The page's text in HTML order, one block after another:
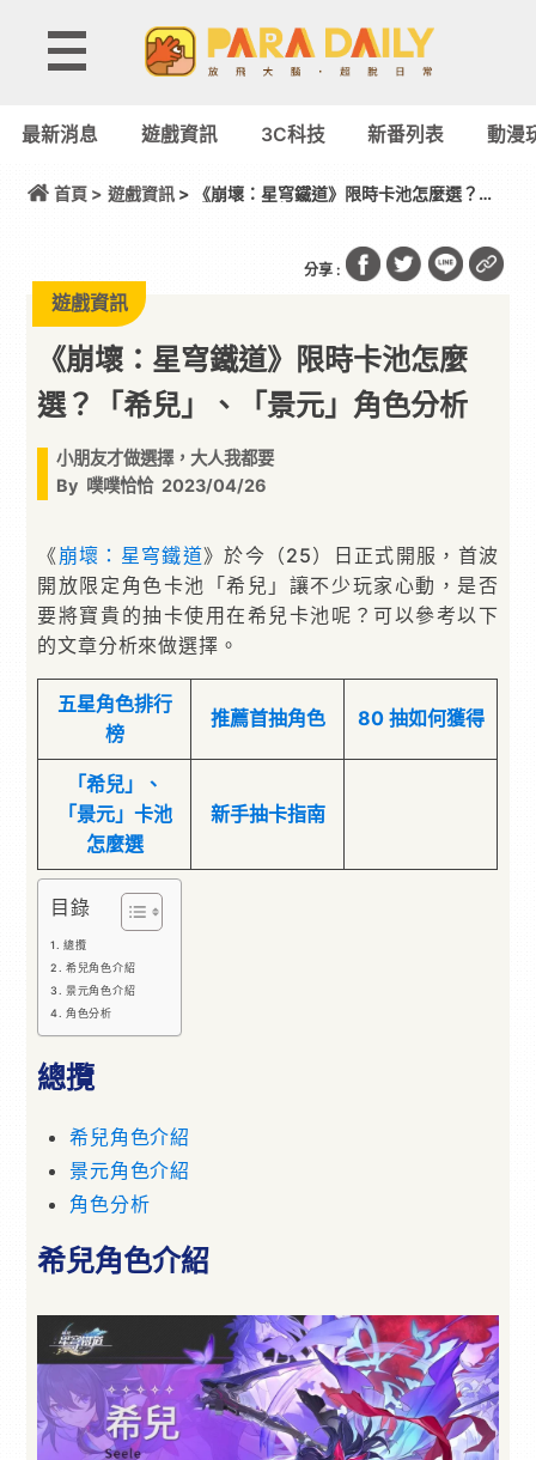
最新消息 遊戲資訊 3C科技 新番列表 動漫
首頁 > 遊戲資訊> 《崩壞：星穹鐵道》限時卡池怎麼選？
分享 :
遊戲資訊
《崩壞：星穹鐵道》限時卡池怎麼
選？「希兒」、「景元」角色分析
小朋友才做選擇，大人我都要
By 噗噗恰恰 2023/04/26
《崩壞：星穹鐵道》於今（25）日正式開服，首波
開放限定角色卡池「希兒」讓不少玩家心動，是否
要將寶貴的抽卡使用在希兒卡池呢？可以參考以下
的文章分析來做選擇。
五星角色排行
榜
推薦首抽角色 80 抽如何獲得
「希兒」、
「景元」卡池
怎麼選
新手抽卡指南
目錄
總攬
希兒角色介紹
景元角色介紹
角色分析
總攬
希兒角色介紹
景元角色介紹
角色分析
希兒角色介紹